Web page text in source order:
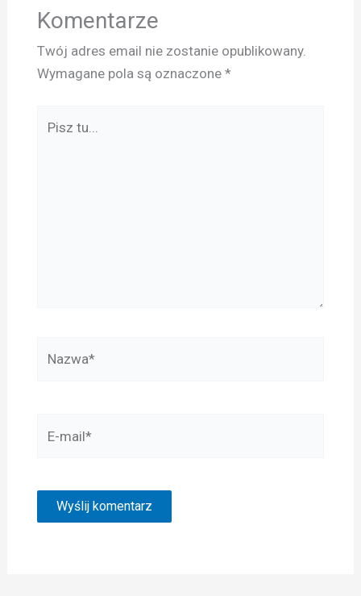
Komentarze
Twój adres email nie zostanie opublikowany.
Wymagane pola są oznaczone *
mail*